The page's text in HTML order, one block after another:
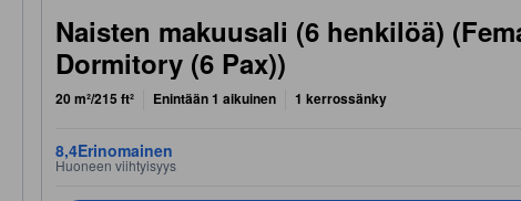
Naisten makuusali (6 henkilöä)
Dormitory (6 Pax))
20 m²/215 ft² Enintään 1 aikuinen 1 kerrossänky
8,4Erinomainen
Huoneen viihtyisyys